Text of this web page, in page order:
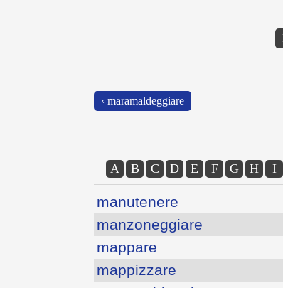
‹ maramaldeggiare
A B C D E F G H I
manutenere
manzoneggiare
mappare
mappizzare